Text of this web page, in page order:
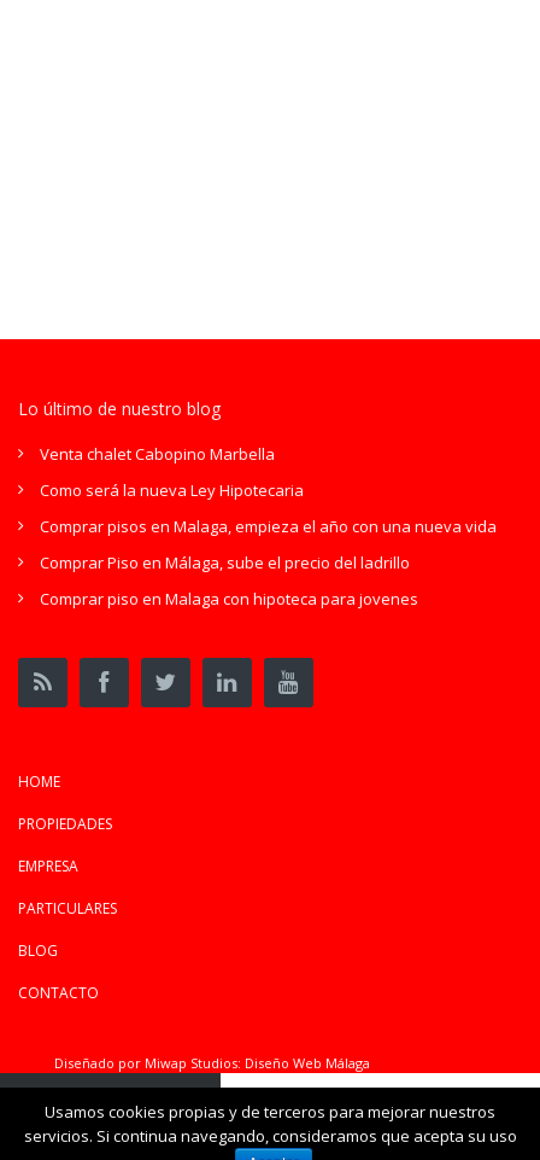
Lo último de nuestro blog
Venta chalet Cabopino Marbella
Como será la nueva Ley Hipotecaria
Comprar pisos en Malaga, empieza el año con una nueva vida
Comprar Piso en Málaga, sube el precio del ladrillo
Comprar piso en Malaga con hipoteca para jovenes
HOME
PROPIEDADES
EMPRESA
PARTICULARES
BLOG
CONTACTO
Diseñado por Miwap Studios: Diseño Web Málaga
Usamos cookies propias y de terceros para mejorar nuestros
servicios. Si continua navegando, consideramos que acepta su uso